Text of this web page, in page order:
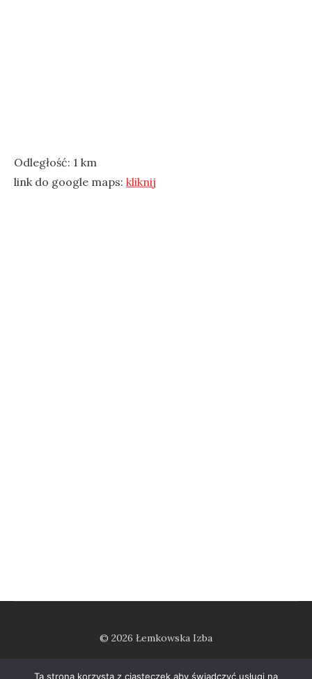
Odległość: 1 km
link do google maps: kliknij
© 2026 Łemkowska Izba
Ta strona korzysta z ciasteczek aby świadczyć usługi na